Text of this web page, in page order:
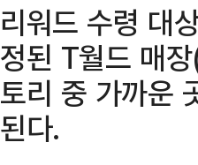
리워드 수령 대
정된 T월드 매
토리 중 가까운
된다.